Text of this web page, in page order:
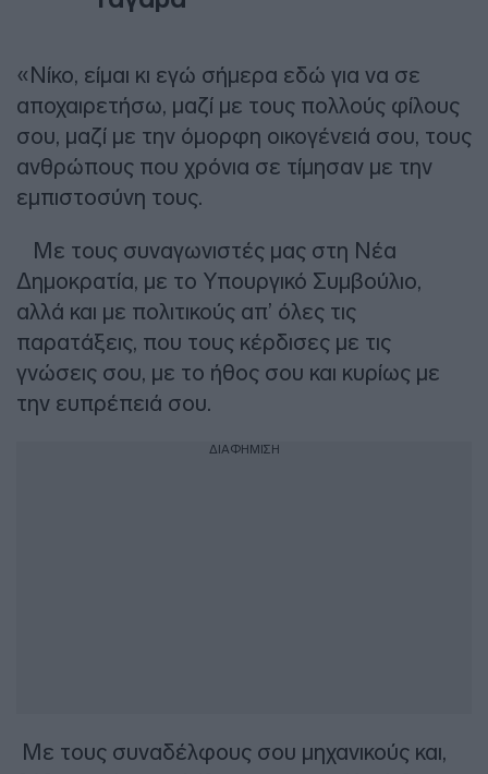
«Νίκο, είμαι κι εγώ σήμερα εδώ για να σε
αποχαιρετήσω, μαζί με τους πολλούς φίλους
σου, μαζί με την όμορφη οικογένειά σου, τους
ανθρώπους που χρόνια σε τίμησαν με την
εμπιστοσύνη τους.
Με τους συναγωνιστές μας στη Νέα
Δημοκρατία, με το Υπουργικό Συμβούλιο,
αλλά και με πολιτικούς απ’ όλες τις
παρατάξεις, που τους κέρδισες με τις
γνώσεις σου, με το ήθος σου και κυρίως με
την ευπρέπειά σου.
ΔΙΑΦΗΜΙΣΗ
Με τους συναδέλφους σου μηχανικούς και,